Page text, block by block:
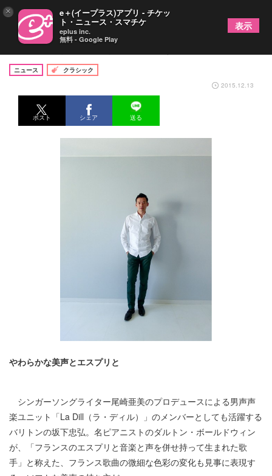
坂下忠弘（バリトン）やわらかな美声とエスプリと
ニュース
クラシック
2015.12.13
ポスト シェア 送る
やわらかな美声とエスプリと
シンガーソングライター尾崎亜美のプロデュースによる男声声
楽ユニット「La Dill（ラ・ディル）」のメンバーとしても活躍する
バリトンの坂下忠弘。名ピアニストのダルトン・ボールドウィン
が、「フランスのエスプリと音楽と声を併せ持って生まれた歌
手」と称えた、フランス歌曲の微細な色彩の変化も見事に表現す
× e＋(イープラス)アプリ - チケッ
ト・ニュース・スマチケ
eplus inc.
無料 - Google Play
表示